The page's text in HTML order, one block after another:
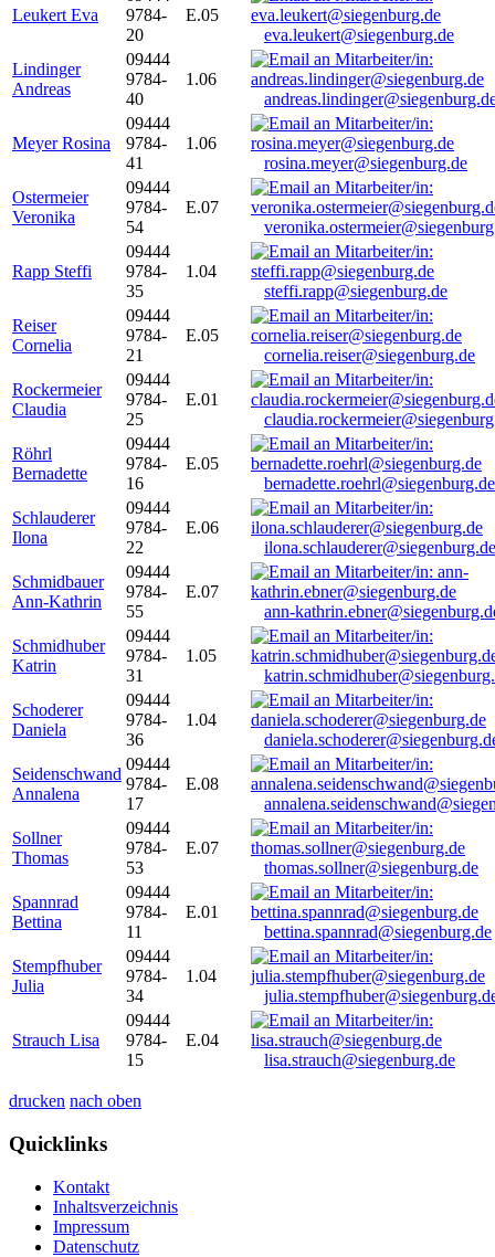
Leukert Eva
9784-
20
E.05
eva.leukert@siegenburg.de
Lindinger
Andreas
09444
9784-
40
1.06
Meyer Rosina
09444
9784-
41
1.06
rosina.meyer@siegenburg.de
Ostermeier
Veronika
09444
9784-
54
E.07
Rapp Steffi
09444
9784-
35
1.04
steffi.rapp@siegenburg.de
Reiser
Cornelia
09444
9784-
21
E.05
cornelia.reiser@siegenburg.de
Rockermeier
Claudia
09444
9784-
25
E.01
Röhrl
Bernadette
09444
9784-
16
E.05
bernadette.roehrl@siegenburg.de
Schlauderer
Ilona
09444
9784-
22
E.06
ilona.schlauderer@siegenburg.de
Schmidbauer
Ann-Kathrin
09444
9784-
55
E.07
ann-
Schmidhuber
Katrin
09444
9784-
31
1.05
Schoderer
Daniela
09444
9784-
36
1.04
Seidenschwand
Annalena
09444
9784-
17
E.08
Sollner
Thomas
09444
9784-
53
E.07
thomas.sollner@siegenburg.de
Spannrad
Bettina
09444
9784-
11
E.01
bettina.spannrad@siegenburg.de
Stempfhuber
Julia
09444
9784-
34
1.04
Strauch Lisa
09444
9784-
15
E.04
lisa.strauch@siegenburg.de
drucken nach oben
Quicklinks
Kontakt
Inhaltsverzeichnis
Impressum
Datenschutz